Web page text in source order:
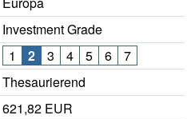
Investment Grade
1 2 3 4 5 6
7
Thesaurierend
621,82 EUR